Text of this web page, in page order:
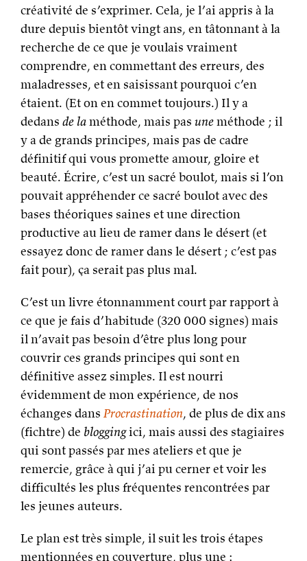
créativité de s’exprimer. Cela, je l’ai appris à la
dure depuis bientôt vingt ans, en tâtonnant à la
recherche de ce que je voulais vraiment
comprendre, en commettant des erreurs, des
maladresses, et en saisissant pourquoi c’en
étaient. (Et on en commet toujours.) Il y a
dedans de laméthode, mais pas uneméthode ; il
y a de grands principes, mais pas de cadre
définitif qui vous promette amour, gloire et
beauté. Écrire, c’est un sacré boulot, mais si l’on
pouvait appréhender ce sacré boulot avec des
bases théoriques saines et une direction
productive au lieu de ramer dans le désert (et
essayez donc de ramer dans le désert ; c’est pas
fait pour), ça serait pas plus mal.
C’est un livre étonnamment court par rapport à
ce que je fais d’habitude (320 000 signes) mais
il n’avait pas besoin d’être plus long pour
couvrir ces grands principes qui sont en
définitive assez simples. Il est nourri
évidemment de mon expérience, de nos
échanges dans Procrastination, de plus de dix ans
(fichtre) de bloggingici, mais aussi des stagiaires
qui sont passés par mes ateliers et que je
remercie, grâce à qui j’ai pu cerner et voir les
difficultés les plus fréquentes rencontrées par
les jeunes auteurs.
Le plan est très simple, il suit les trois étapes
mentionnées en couverture, plus une :